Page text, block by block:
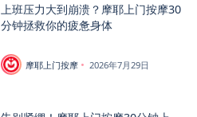
上班压力大到崩溃？摩耶上门按摩30
分钟拯救你的疲惫身体
摩耶上门按摩 2026年7月29日